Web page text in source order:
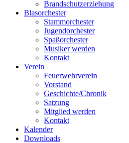
Brandschutzerziehung
Blasorchester
Stammorchester
Jugendorchester
Spaßorchester
Musiker werden
Kontakt
Verein
Feuerwehrverein
Vorstand
Geschichte/Chronik
Satzung
Mitglied werden
Kontakt
Kalender
Downloads